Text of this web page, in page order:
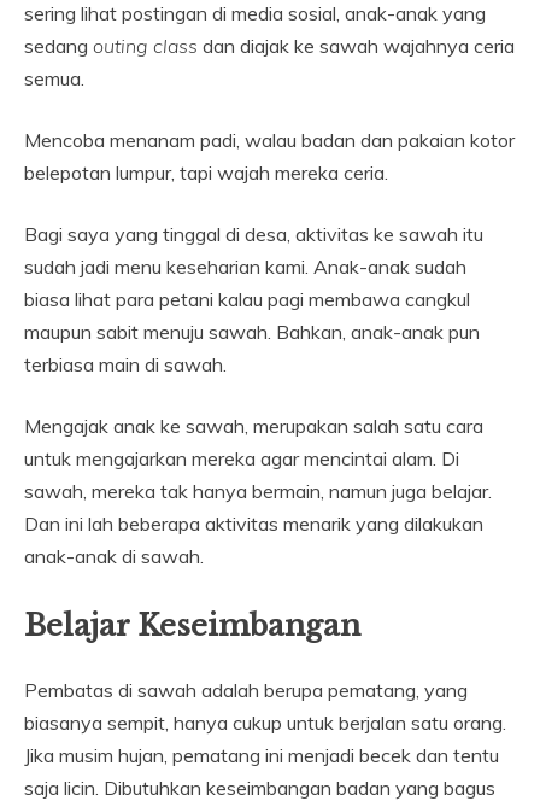
sering lihat postingan di media sosial, anak-anak yang
sedang outing class dan diajak ke sawah wajahnya ceria
semua.
Mencoba menanam padi, walau badan dan pakaian kotor
belepotan lumpur, tapi wajah mereka ceria.
Bagi saya yang tinggal di desa, aktivitas ke sawah itu
sudah jadi menu keseharian kami. Anak-anak sudah
biasa lihat para petani kalau pagi membawa cangkul
maupun sabit menuju sawah. Bahkan, anak-anak pun
terbiasa main di sawah.
Mengajak anak ke sawah, merupakan salah satu cara
untuk mengajarkan mereka agar mencintai alam. Di
sawah, mereka tak hanya bermain, namun juga belajar.
Dan ini lah beberapa aktivitas menarik yang dilakukan
anak-anak di sawah.
Belajar Keseimbangan
Pembatas di sawah adalah berupa pematang, yang
biasanya sempit, hanya cukup untuk berjalan satu orang.
Jika musim hujan, pematang ini menjadi becek dan tentu
saja licin. Dibutuhkan keseimbangan badan yang bagus